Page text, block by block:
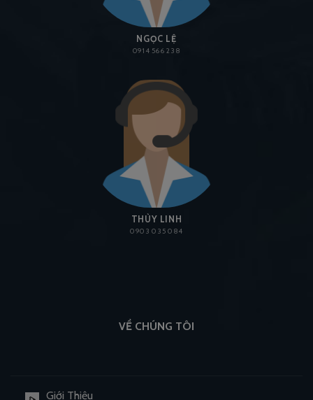
NGỌC LỆ
0914 566 238
THÙY LINH
0903 035 084
VỀ CHÚNG TÔI
Giới Thiệu